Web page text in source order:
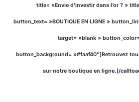
title= »Envie d’investir dans l’or ? »
button_text= »BOUTIQUE EN LIGNE »
target= »blank »
button_background= »#faaf40″]Retrouvez
sur notre boutique en ligne.[/